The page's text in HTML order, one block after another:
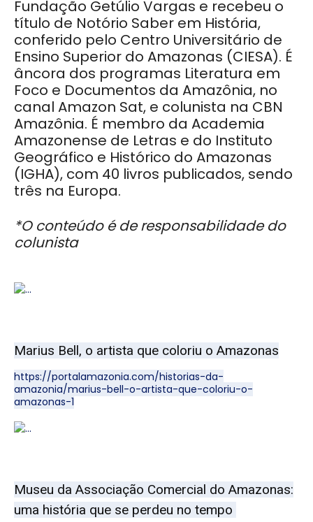
Fundação Getúlio Vargas e recebeu o
título de Notório Saber em História,
conferido pelo Centro Universitário de
Ensino Superior do Amazonas (CIESA). É
âncora dos programas Literatura em
Foco e Documentos da Amazônia, no
canal Amazon Sat, e colunista na CBN
Amazônia. É membro da Academia
Amazonense de Letras e do Instituto
Geográfico e Histórico do Amazonas
(IGHA), com 40 livros publicados, sendo
três na Europa.
*O conteúdo é de responsabilidade do
colunista
Marius Bell, o artista que coloriu o Amazonas
https://portalamazonia.com/historias-da-
amazonia/marius-bell-o-artista-que-coloriu-o-
amazonas-1
Museu da Associação Comercial do Amazonas:
uma história que se perdeu no tempo